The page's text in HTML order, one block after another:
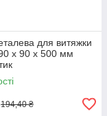
для витяжки
х 90 х 500 мм
194,40 ₴